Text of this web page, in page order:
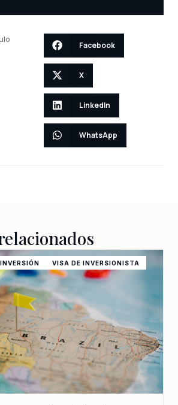
Facebook
X
LinkedIn
WhatsApp
VISA DE INVERSIONISTA